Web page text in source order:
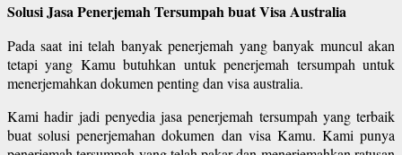
Solusi Jasa Penerjemah Tersumpah buat Visa Australia
Pada saat ini telah banyak penerjemah yang banyak muncul akan
tetapi yang Kamu butuhkan untuk penerjemah tersumpah untuk
menerjemahkan dokumen penting dan visa australia.
Kami hadir jadi penyedia jasa penerjemah tersumpah yang terbaik
buat solusi penerjemahan dokumen dan visa Kamu. Kami punya